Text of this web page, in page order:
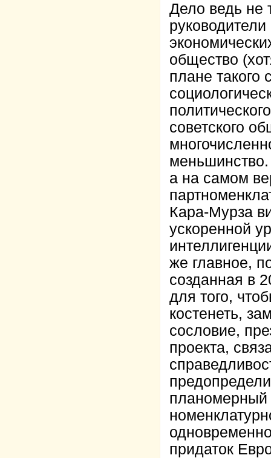
Дело ведь не
руководители
общество
плане такого
советского
а на самом
Кара-Мурза
ускоренной
же главное,
созданная в
для того,
костенеть,
сословие,
проекта,
планомерный
придаток